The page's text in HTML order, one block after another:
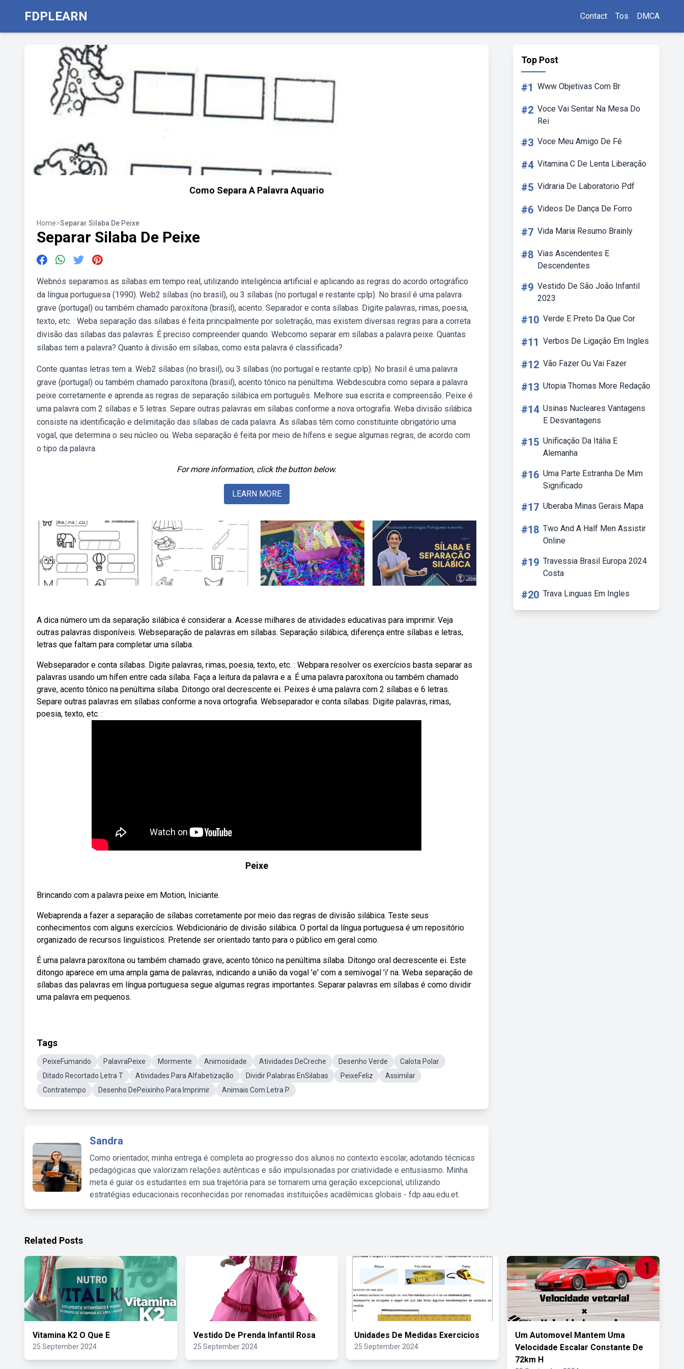
FDPLEARN Contact Tos DMCA
Como Separa A Palavra Aquario
Home>Separar Silaba De Peixe
Separar Silaba De Peixe
Webnós separamos as sílabas em tempo real, utilizando inteligência artificial e aplicando as regras do acordo ortográfico
da língua portuguesa (1990). Web2 sílabas (no brasil), ou 3 sílabas (no portugal e restante cplp). No brasil é uma palavra
grave (portugal) ou também chamado paroxítona (brasil), acento. Separador e conta sílabas. Digite palavras, rimas, poesia,
texto, etc. : Weba separação das sílabas é feita principalmente por soletração, mas existem diversas regras para a correta
divisão das sílabas das palavras. É preciso compreender quando. Webcomo separar em sílabas a palavra peixe. Quantas
sílabas tem a palavra? Quanto à divisão em sílabas, como esta palavra é classificada?
Conte quantas letras tem a. Web2 sílabas (no brasil), ou 3 sílabas (no portugal e restante cplp). No brasil é uma palavra
grave (portugal) ou também chamado paroxítona (brasil), acento tônico na penúltima. Webdescubra como separa a palavra
peixe corretamente e aprenda as regras de separação silábica em português. Melhore sua escrita e compreensão. Peixe é
uma palavra com 2 sílabas e 5 letras. Separe outras palavras em sílabas conforme a nova ortografia. Weba divisão silábica
consiste na identificação e delimitação das sílabas de cada palavra. As sílabas têm como constituinte obrigatório uma
vogal, que determina o seu núcleo ou. Weba separação é feita por meio de hífens e segue algumas regras, de acordo com
o tipo da palavra.
For more information, click the button below.
LEARN MORE
A dica número um da separação silábica é considerar a. Acesse milhares de atividades educativas para imprimir. Veja
outras palavras disponíveis. Webseparação de palavras em sílabas. Separação silábica, diferença entre sílabas e letras,
letras que faltam para completar uma sílaba.
Webseparador e conta sílabas. Digite palavras, rimas, poesia, texto, etc. : Webpara resolver os exercícios basta separar as
palavras usando um hífen entre cada sílaba. Faça a leitura da palavra e a. É uma palavra paroxítona ou também chamado
grave, acento tônico na penúltima sílaba. Ditongo oral decrescente ei. Peixes é uma palavra com 2 sílabas e 6 letras.
Separe outras palavras em sílabas conforme a nova ortografia. Webseparador e conta sílabas. Digite palavras, rimas,
poesia, texto, etc. :
Peixe
Brincando com a palavra peixe em Motion, Iniciante.
Webaprenda a fazer a separação de sílabas corretamente por meio das regras de divisão silábica. Teste seus
conhecimentos com alguns exercícios. Webdicionário de divisão silábica. O portal da língua portuguesa é um repositório
organizado de recursos linguísticos. Pretende ser orientado tanto para o público em geral como.
É uma palavra paroxítona ou também chamado grave, acento tônico na penúltima sílaba. Ditongo oral decrescente ei. Este
ditongo aparece em uma ampla gama de palavras, indicando a união da vogal 'e' com a semivogal 'i' na. Weba separação de
sílabas das palavras em língua portuguesa segue algumas regras importantes. Separar palavras em sílabas é como dividir
uma palavra em pequenos.
Tags
PeixeFumando PalavraPeixe Mormente Animosidade Atividades DeCreche Desenho Verde
Calota Polar
Ditado Recortado Letra T
Atividades Para Alfabetização Dividir Palabras EnSilabas PeixeFeliz
Assimilar
Contratempo
Desenho DePeixinho Para Imprimir Animais Com Letra P
Sandra
Como orientador, minha entrega é completa ao progresso dos alunos no contexto escolar, adotando técnicas
pedagógicas que valorizam relações autênticas e são impulsionadas por criatividade e entusiasmo. Minha
meta é guiar os estudantes em sua trajetória para se tornarem uma geração excepcional, utilizando
estratégias educacionais reconhecidas por renomadas instituições acadêmicas globais - fdp.aau.edu.et.
Top Post
#1 Www Objetivas Com Br
#2 Voce Vai Sentar Na Mesa Do
Rei
#3 Voce Meu Amigo De Fé
#4 Vitamina C De Lenta Liberação
#5 Vidraria De Laboratorio Pdf
#6 Videos De Dança De Forro
#7 Vida Maria Resumo Brainly
#8 Vias Ascendentes E
Descendentes
#9 Vestido De São João Infantil
2023
#10 Verde E Preto Da Que Cor
#11 Verbos De Ligação Em Ingles
#12 Vão Fazer Ou Vai Fazer
#13 Utopia Thomas More Redação
#14 Usinas Nucleares Vantagens
E Desvantagens
#15 Unificação Da Itália E
Alemanha
#16 Uma Parte Estranha De Mim
Significado
#17 Uberaba Minas Gerais Mapa
#18 Two And A Half Men Assistir
Online
#19 Travessia Brasil Europa 2024
Costa
#20 Trava Linguas Em Ingles
Related Posts
Vitamina K2 O Que E
25 September 2024
Vestido De Prenda Infantil Rosa
25 September 2024
Unidades De Medidas Exercicios
25 September 2024
Um Automovel Mantem Uma
Velocidade Escalar Constante De
72km H